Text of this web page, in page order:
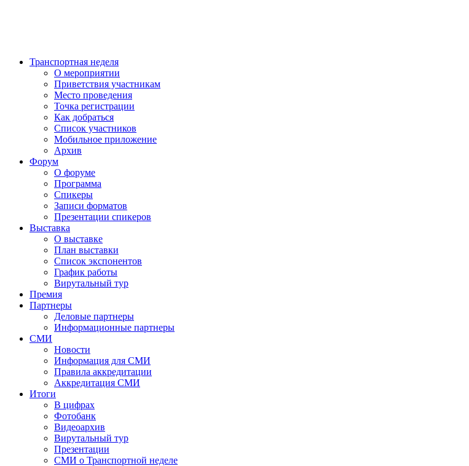
Транспортная неделя
О мероприятии
Приветствия участникам
Место проведения
Точка регистрации
Как добраться
Список участников
Мобильное приложение
Архив
Форум
О форуме
Программа
Спикеры
Записи форматов
Презентации спикеров
Выставка
О выставке
План выставки
Список экспонентов
График работы
Вирутальный тур
Премия
Партнеры
Деловые партнеры
Информационные партнеры
СМИ
Новости
Информация для СМИ
Правила аккредитации
Аккредитация СМИ
Итоги
В цифрах
Фотобанк
Видеоархив
Вирутальный тур
Презентации
СМИ о Транспортной неделе